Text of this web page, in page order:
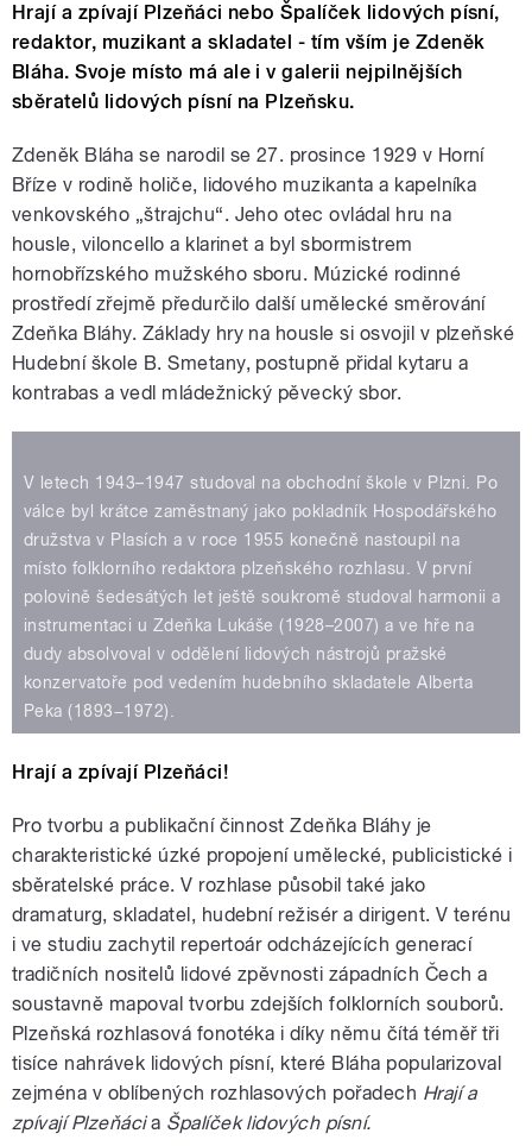
Hrají a zpívají Plzeňáci nebo Špalíček lidových písní,
redaktor, muzikant a skladatel - tím vším je Zdeněk
Bláha. Svoje místo má ale i v galerii nejpilnějších
sběratelů lidových písní na Plzeňsku.
Zdeněk Bláha se narodil se 27. prosince 1929 v Horní
Bříze v rodině holiče, lidového muzikanta a kapelníka
venkovského „štrajchu“. Jeho otec ovládal hru na
housle, viloncello a klarinet a byl sbormistrem
hornobřízského mužského sboru. Múzické rodinné
prostředí zřejmě předurčilo další umělecké směrování
Zdeňka Bláhy. Základy hry na housle si osvojil v plzeňské
Hudební škole B. Smetany, postupně přidal kytaru a
kontrabas a vedl mládežnický pěvecký sbor.
V letech 1943–1947 studoval na obchodní škole v Plzni. Po
válce byl krátce zaměstnaný jako pokladník Hospodářského
družstva v Plasích a v roce 1955 konečně nastoupil na
místo folklorního redaktora plzeňského rozhlasu. V první
polovině šedesátých let ještě soukromě studoval harmonii a
instrumentaci u Zdeňka Lukáše (1928–2007) a ve hře na
dudy absolvoval v oddělení lidových nástrojů pražské
konzervatoře pod vedením hudebního skladatele Alberta
Peka (1893−1972).
Hrají a zpívají Plzeňáci!
Pro tvorbu a publikační činnost Zdeňka Bláhy je
charakteristické úzké propojení umělecké, publicistické i
sběratelské práce. V rozhlase působil také jako
dramaturg, skladatel, hudební režisér a dirigent. V terénu
i ve studiu zachytil repertoár odcházejících generací
tradičních nositelů lidové zpěvnosti západních Čech a
soustavně mapoval tvorbu zdejších folklorních souborů.
Plzeňská rozhlasová fonotéka i díky němu čítá téměř tři
tisíce nahrávek lidových písní, které Bláha popularizoval
zejména v oblíbených rozhlasových pořadech Hrají a
zpívají Plzeňácia Špalíček lidových písní.